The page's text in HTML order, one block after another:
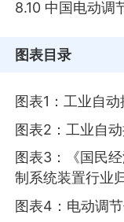
8.10 中国电动调
图表目录
图表1：工业自
图表2：工业自
图表3：《国民
制系统装置行业
图表4：电动调